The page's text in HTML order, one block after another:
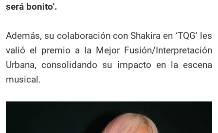
será bonito’.
Además, su colaboración con Shakira en ‘TQG’ les
valió el premio a la Mejor Fusión/Interpretación
Urbana, consolidando su impacto en la escena
musical.